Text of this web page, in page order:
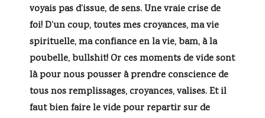
voyais pas d’issue, de sens. Une vraie crise de
foi! D’un coup, toutes mes croyances, ma vie
spirituelle, ma confiance en la vie, bam, à la
poubelle, bullshit! Or ces moments de vide sont
là pour nous pousser à prendre conscience de
tous nos remplissages, croyances, valises. Et il
faut bien faire le vide pour repartir sur de